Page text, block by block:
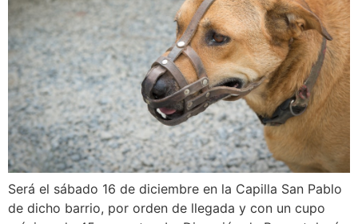
Será el sábado 16 de diciembre en la Capilla San Pablo
de dicho barrio, por orden de llegada y con un cupo